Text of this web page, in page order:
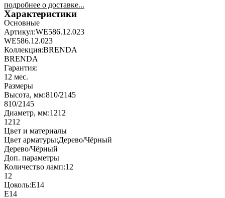
подробнее о доставке...
Характеристики
Основные
Артикул:WE586.12.023
WE586.12.023
Коллекция:BRENDA
BRENDA
Гарантия:
12 мес.
Размеры
Высота, мм:810/2145
810/2145
Диаметр, мм:1212
1212
Цвет и материалы
Цвет арматуры:Дерево/Чёрный
Дерево/Чёрный
Доп. параметры
Количество ламп:12
12
Цоколь:Е14
Е14